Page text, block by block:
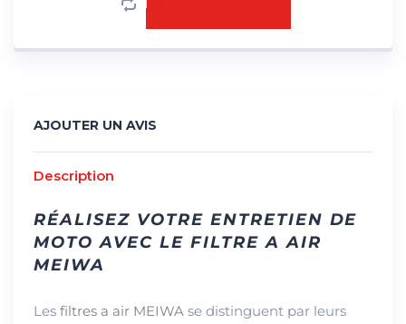
AJOUTER UN AVIS
Description
RÉALISEZ VOTRE ENTRETIEN DE
MOTO AVEC LE FILTRE A AIR
MEIWA
Les filtres a air MEIWA se distinguent par leurs